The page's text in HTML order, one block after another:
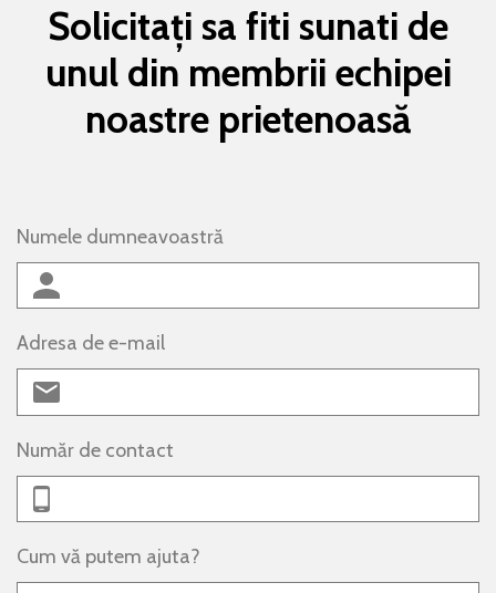
Solicitați sa fiti sunati de
unul din membrii echipei
noastre prietenoasă
Numele dumneavoastră
Adresa de e-mail
Număr de contact
Cum vă putem ajuta?